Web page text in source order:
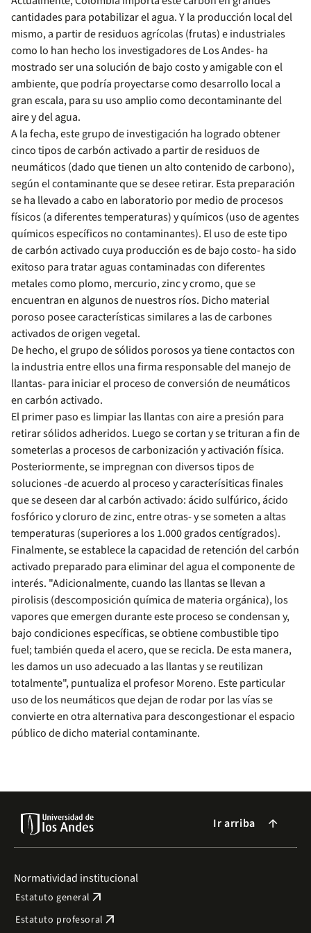
cantidades para potabilizar el agua. Y la producción local del
mismo, a partir de residuos agrícolas (frutas) e industriales
como lo han hecho los investigadores de Los Andes- ha
mostrado ser una solución de bajo costo y amigable con el
ambiente, que podría proyectarse como desarrollo local a
gran escala, para su uso amplio como decontaminante del
aire y del agua.
A la fecha, este grupo de investigación ha logrado obtener
cinco tipos de carbón activado a partir de residuos de
neumáticos (dado que tienen un alto contenido de carbono),
según el contaminante que se desee retirar. Esta preparación
se ha llevado a cabo en laboratorio por medio de procesos
físicos (a diferentes temperaturas) y químicos (uso de agentes
químicos específicos no contaminantes). El uso de este tipo
de carbón activado cuya producción es de bajo costo- ha sido
exitoso para tratar aguas contaminadas con diferentes
metales como plomo, mercurio, zinc y cromo, que se
encuentran en algunos de nuestros ríos. Dicho material
poroso posee características similares a las de carbones
activados de origen vegetal.
De hecho, el grupo de sólidos porosos ya tiene contactos con
la industria entre ellos una firma responsable del manejo de
llantas- para iniciar el proceso de conversión de neumáticos
en carbón activado.
El primer paso es limpiar las llantas con aire a presión para
retirar sólidos adheridos. Luego se cortan y se trituran a fin de
someterlas a procesos de carbonización y activación física.
Posteriormente, se impregnan con diversos tipos de
soluciones -de acuerdo al proceso y caracterísiticas finales
que se deseen dar al carbón activado: ácido sulfúrico, ácido
fosfórico y cloruro de zinc, entre otras- y se someten a altas
temperaturas (superiores a los 1.000 grados centígrados).
Finalmente, se establece la capacidad de retención del carbón
activado preparado para eliminar del agua el componente de
interés. "Adicionalmente, cuando las llantas se llevan a
pirolisis (descomposición química de materia orgánica), los
vapores que emergen durante este proceso se condensan y,
bajo condiciones específicas, se obtiene combustible tipo
fuel; también queda el acero, que se recicla. De esta manera,
les damos un uso adecuado a las llantas y se reutilizan
totalmente", puntualiza el profesor Moreno. Este particular
uso de los neumáticos que dejan de rodar por las vías se
convierte en otra alternativa para descongestionar el espacio
público de dicho material contaminante.
Ir arriba arrow_forward
Normatividad institucional
Estatuto general arrow_outward
Estatuto profesoral arrow_outward